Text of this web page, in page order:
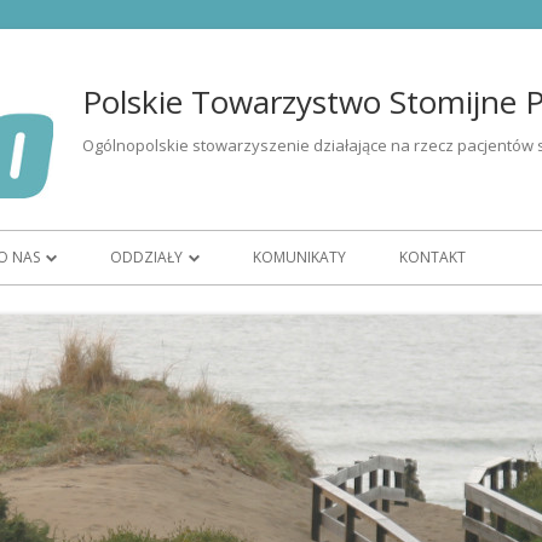
Polskie Towarzystwo Stomijne
Ogólnopolskie stowarzyszenie działające na rzecz pacjentów
NAS
CZŁONKOSTWO
ZARZĄD
WOLONTARIAT
HISTORIA
ODDZIAŁY
OR BYDGOSZCZ
OR GORZÓW WIELKOPOLSKI
OR KATOWICE
KOMUNIKATY KONTAKT